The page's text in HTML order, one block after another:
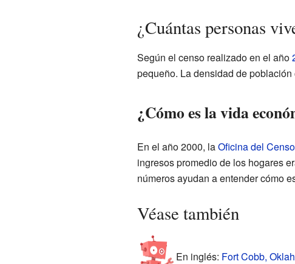
¿Cuántas personas
Según el censo realizado en el año
pequeño. La densidad de
¿Cómo es la vida
En el año 2000, laOficina del Censo
ingresos promedio de los hogares
números ayudan a entender cómo
Véase también
En inglés: Fort Cobb,